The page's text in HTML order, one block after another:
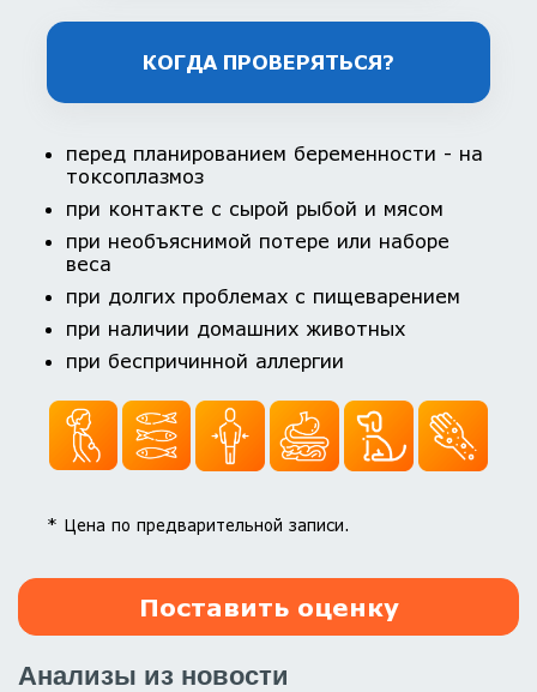
КОГДА ПРОВЕРЯТЬСЯ?
перед планированием беременности - на
токсоплазмоз
при контакте с сырой рыбой и мясом
при необъяснимой потере или наборе
веса
при долгих проблемах с пищеварением
при наличии домашних животных
при беспричинной аллергии
* Цена по предварительной записи.
Поставить оценку
Анализы из новости